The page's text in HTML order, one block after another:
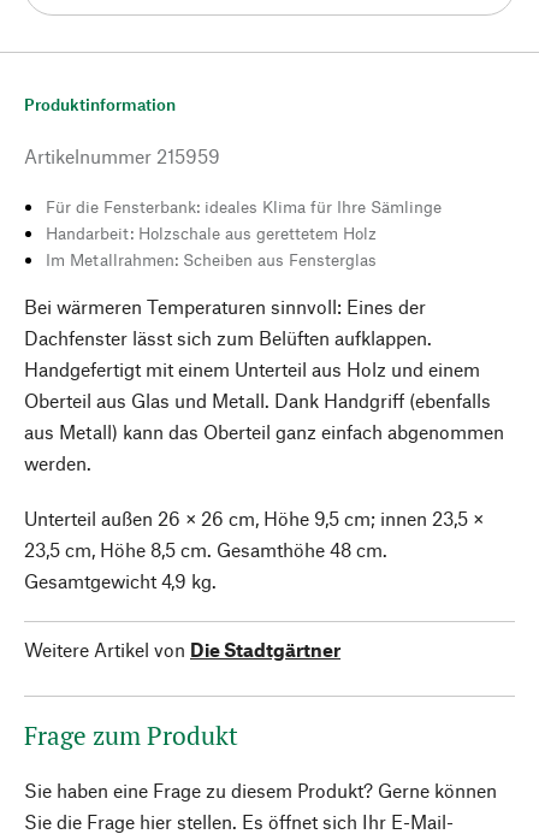
Produktinformation
Artikelnummer 215959
Für die Fensterbank: ideales Klima für Ihre Sämlinge
Handarbeit: Holzschale aus gerettetem Holz
Im Metallrahmen: Scheiben aus Fensterglas
Bei wärmeren Temperaturen sinnvoll: Eines der
Dachfenster lässt sich zum Belüften aufklappen.
Handgefertigt mit einem Unterteil aus Holz und einem
Oberteil aus Glas und Metall. Dank Handgriff (ebenfalls
aus Metall) kann das Oberteil ganz einfach abgenommen
werden.
Unterteil außen 26 × 26 cm, Höhe 9,5 cm; innen 23,5 ×
23,5 cm, Höhe 8,5 cm. Gesamthöhe 48 cm.
Gesamtgewicht 4,9 kg.
Weitere Artikel von Die Stadtgärtner
Frage zum Produkt
Sie haben eine Frage zu diesem Produkt? Gerne können
Sie die Frage hier stellen. Es öffnet sich Ihr E-Mail-